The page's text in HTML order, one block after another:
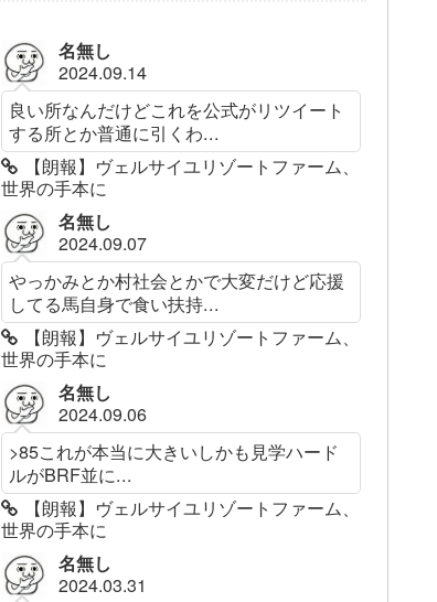
名無し
2024.09.14
良い所なんだけどこれを公式がリツイート
する所とか普通に引くわ...
【朗報】ヴェルサイユリゾートファーム、
世界の手本に
名無し
2024.09.07
やっかみとか村社会とかで大変だけど応援
してる馬自身で食い扶持...
【朗報】ヴェルサイユリゾートファーム、
世界の手本に
名無し
2024.09.06
>85これが本当に大きいしかも見学ハード
ルがBRF並に...
【朗報】ヴェルサイユリゾートファーム、
世界の手本に
名無し
2024.03.31